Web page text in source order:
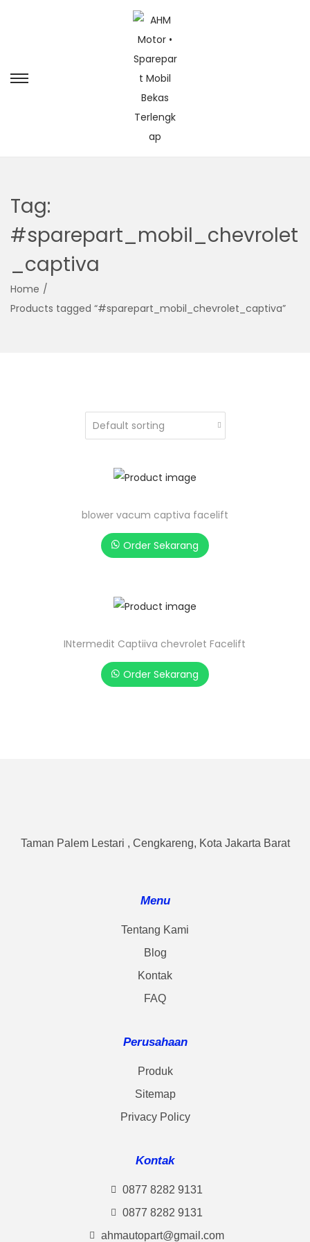
Tag:
#sparepart_mobil_chevrolet
_captiva
Home /
Products tagged “#sparepart_mobil_chevrolet_captiva”
blower vacum captiva facelift
Order Sekarang
INtermedit Captiiva chevrolet Facelift
Order Sekarang
Taman Palem Lestari , Cengkareng, Kota Jakarta Barat
Menu
Tentang Kami
Blog
Kontak
FAQ
Perusahaan
Produk
Sitemap
Privacy Policy
Kontak
0877 8282 9131
0877 8282 9131
ahmautopart@gmail.com